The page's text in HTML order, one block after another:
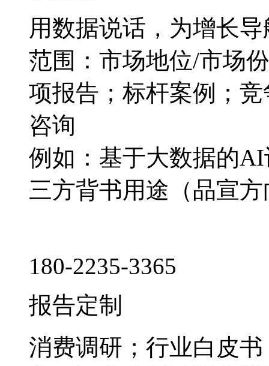
用数据说话，为增长导
范围：市场地位/市场
项报告；标杆案例；
咨询
例如：基于大数据的
三方背书用途（品宣
180-2235-3365
报告定制
消费调研；行业白皮